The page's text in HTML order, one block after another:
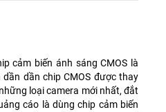
cảm biến ánh sáng CMOS là
dần chip CMOS được thay
loại camera mới nhất, đắt
cáo là dùng chip cảm biến